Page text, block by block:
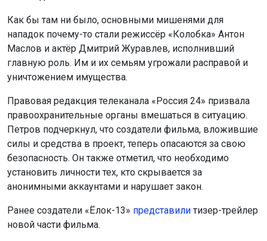
Как бы там ни было, основными мишенями для
нападок почему-то стали режиссёр «Колобка» Антон
Маслов и актёр Дмитрий Журавлев, исполнивший
главную роль. Им и их семьям угрожали расправой и
уничтожением имущества.
Правовая редакция телеканала «Россия 24» призвала
правоохранительные органы вмешаться в ситуацию.
Петров подчеркнул, что создатели фильма, вложившие
силы и средства в проект, теперь опасаются за свою
безопасность. Он также отметил, что необходимо
установить личности тех, кто скрывается за
анонимными аккаунтами и нарушает закон.
Ранее создатели «Ёлок-13» представили тизер-трейлер
новой части фильма.